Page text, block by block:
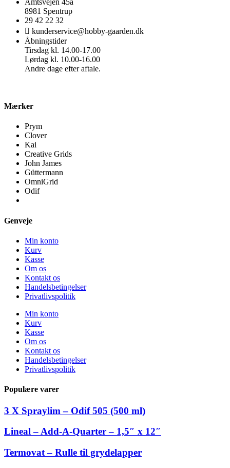
Amtsvejen 45a
8981 Spentrup
29 42 22 32
kunderservice@hobby-gaarden.dk
Åbningstider
Tirsdag kl. 14.00-17.00
Lørdag kl. 10.00-16.00
Andre dage efter aftale.
Mærker
Prym
Clover
Kai
Creative Grids
John James
Güttermann
OmniGrid
Odif
Genveje
Min konto
Kurv
Kasse
Om os
Kontakt os
Handelsbetingelser
Privatlivspolitik
Min konto
Kurv
Kasse
Om os
Kontakt os
Handelsbetingelser
Privatlivspolitik
Populære varer
3 X Spraylim – Odif 505 (500 ml)
Lineal – Add-A-Quarter – 1,5″ x 12″
Termovat – Rulle til grydelapper